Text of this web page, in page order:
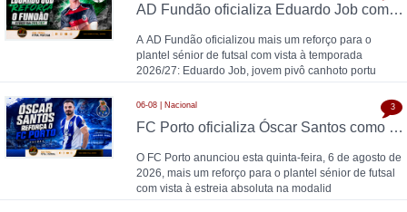
AD Fundão oficializa Eduardo Job como reforço para 2026/27
A AD Fundão oficializou mais um reforço para o
plantel sénior de futsal com vista à temporada
2026/27: Eduardo Job, jovem pivô canhoto portu
06-08 | Nacional
FC Porto oficializa Óscar Santos como 13.º reforço para o futsal: "O futsal acompanhou-me durante toda a vida"
O FC Porto anunciou esta quinta-feira, 6 de agosto de
2026, mais um reforço para o plantel sénior de futsal
com vista à estreia absoluta na modalid
3